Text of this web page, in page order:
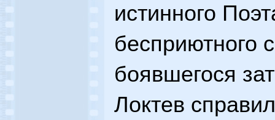
истинного
бесприютного
боявшегося
Локтев